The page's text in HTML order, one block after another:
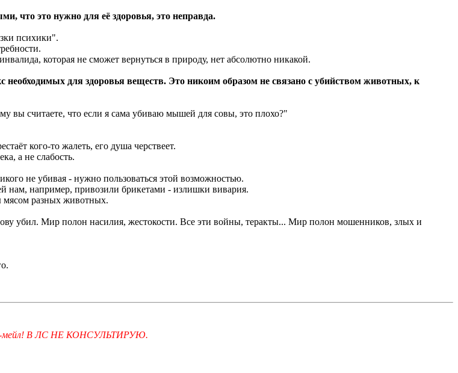
что это нужно для её здоровья, это неправда.
психики".
которая не сможет вернуться в природу, нет абсолютно никакой.
для здоровья веществ. Это никоим образом не связано с убийством животных, к
вы считаете, что если я сама убиваю мышей для совы, это плохо?"
кого-то жалеть, его душа черствеет.
а не слабость.
не убивая - нужно пользоваться этой возможностью.
нам, например, привозили брикетами - излишки вивария.
мясом разных животных.
убил. Мир полон насилия, жестокости. Все эти войны, теракты... Мир полон мошенников, злых и
е-мейл! В ЛС НЕ КОНСУЛЬТИРУЮ.